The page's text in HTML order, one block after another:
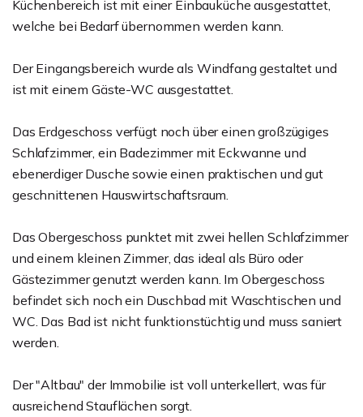
Küchenbereich ist mit einer Einbauküche ausgestattet,
welche bei Bedarf übernommen werden kann.
Der Eingangsbereich wurde als Windfang gestaltet und
ist mit einem Gäste-WC ausgestattet.
Das Erdgeschoss verfügt noch über einen großzügiges
Schlafzimmer, ein Badezimmer mit Eckwanne und
ebenerdiger Dusche sowie einen praktischen und gut
geschnittenen Hauswirtschaftsraum.
Das Obergeschoss punktet mit zwei hellen Schlafzimmer
und einem kleinen Zimmer, das ideal als Büro oder
Gästezimmer genutzt werden kann. Im Obergeschoss
befindet sich noch ein Duschbad mit Waschtischen und
WC. Das Bad ist nicht funktionstüchtig und muss saniert
werden.
Der "Altbau" der Immobilie ist voll unterkellert, was für
ausreichend Stauflächen sorgt.